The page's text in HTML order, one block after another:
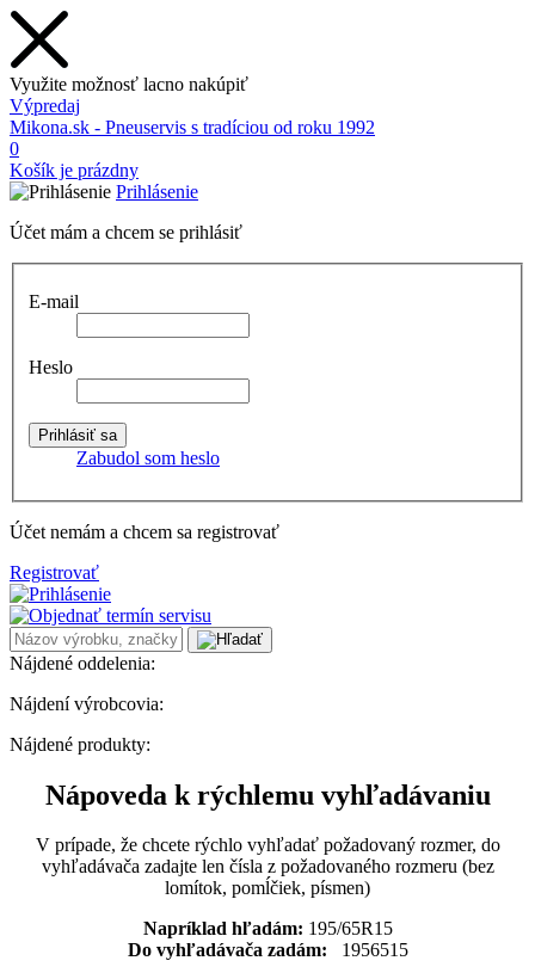
Využite možnosť lacno nakúpiť
Výpredaj
Mikona.sk - Pneuservis s tradíciou od roku 1992
0
Košík je prázdny
Prihlásenie
Účet mám a chcem se prihlásiť
E-mail
Heslo
Zabudol som heslo
Účet nemám a chcem sa registrovať
Registrovať
Nájdené oddelenia:
Nájdení výrobcovia:
Nájdené produkty:
Nápoveda k rýchlemu vyhľadávaniu
V prípade, že chcete rýchlo vyhľadať požadovaný rozmer, do
vyhľadávača zadajte len čísla z požadovaného rozmeru (bez
lomítok, pomĺčiek, písmen)
Napríklad hľadám: 195/65R15
Do vyhľadávača zadám: 1956515